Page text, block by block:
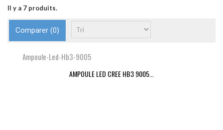
Il y a 7 produits.
Comparer (0)
Ampoule-Led-Hb3-9005
AMPOULE LED CREE HB3 9005...